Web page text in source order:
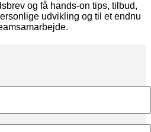
og få hands-on tips, tilbud,
udvikling og til et endnu